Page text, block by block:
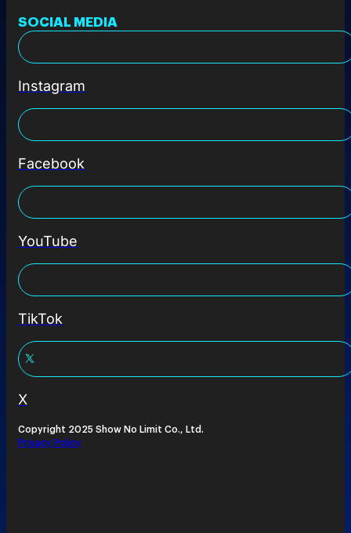
SOCIAL MEDIA
Instagram
Facebook
YouTube
TikTok
X
Copyright 2025 Show No Limit Co., Ltd.
Privacy Policy